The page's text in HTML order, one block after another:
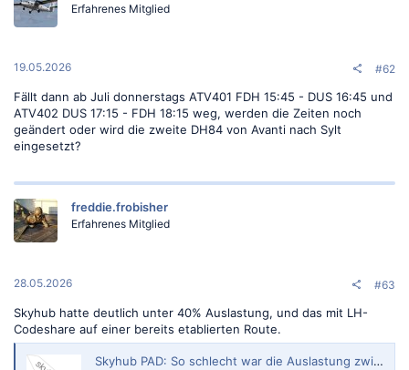
Erfahrenes Mitglied
19.05.2026 #62
Fällt dann ab Juli donnerstags ATV401 FDH 15:45 - DUS 16:45 und
ATV402 DUS 17:15 - FDH 18:15 weg, werden die Zeiten noch
geändert oder wird die zweite DH84 von Avanti nach Sylt
eingesetzt?
freddie.frobisher
Erfahrenes Mitglied
28.05.2026 #63
Skyhub hatte deutlich unter 40% Auslastung, und das mit LH-
Codeshare auf einer bereits etablierten Route.
Skyhub PAD: So schlecht war die Auslastung zwischen Paderborn und München | aeroTELEGRAPH